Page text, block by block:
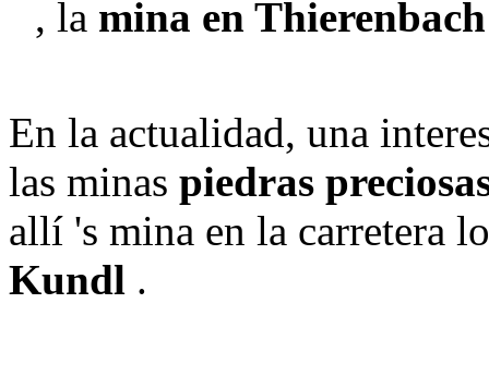
, la mina en Thierenbach
En la actualidad, una
las minas piedras
allí 's mina en la carretera
Kundl .